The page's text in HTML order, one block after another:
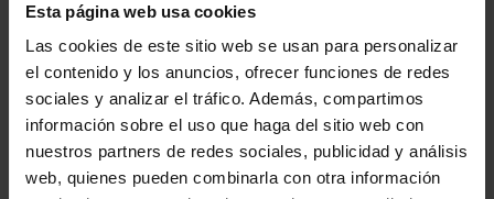
Esta página web usa cookies
Las cookies de este sitio web se usan para personalizar
el contenido y los anuncios, ofrecer funciones de redes
sociales y analizar el tráfico. Además, compartimos
información sobre el uso que haga del sitio web con
nuestros partners de redes sociales, publicidad y análisis
web, quienes pueden combinarla con otra información
Opis
Teleskopowa tacka przeznaczona do montażu z
przodu i z tyłu szafy 19". Tacka posiada perforacje,
które poprawiają wentylację akcesoriów w szafie.
Okular
Czarna metalowa taca o szerokości 19",